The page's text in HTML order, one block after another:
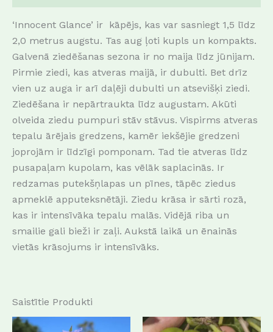
‘Innocent Glance’ ir kāpējs, kas var sasniegt 1,5 līdz
2,0 metrus augstu. Tas aug ļoti kupls un kompakts.
Galvenā ziedēšanas sezona ir no maija līdz jūnijam.
Pirmie ziedi, kas atveras maijā, ir dubulti. Bet drīz
vien uz auga ir arī daļēji dubulti un atsevišķi ziedi.
Ziedēšana ir nepārtraukta līdz augustam. Akūti
olveida ziedu pumpuri stāv stāvus. Vispirms atveras
tepalu ārējais gredzens, kamēr iekšējie gredzeni
joprojām ir līdzīgi pomponam. Tad tie atveras līdz
pusapaļam kupolam, kas vēlāk saplacinās. Ir
redzamas putekšņlapas un pīnes, tāpēc ziedus
apmeklē apputeksnētāji. Ziedu krāsa ir sārti rozā,
kas ir intensīvāka tepalu malās. Vidējā riba un
smailie gali bieži ir zaļi. Aukstā laikā un ēnainās
vietās krāsojums ir intensīvāks.
Saistītie Produkti